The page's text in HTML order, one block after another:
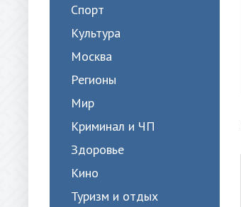
Спорт
Культура
Москва
Регионы
Мир
Криминал и ЧП
Здоровье
Кино
Туризм и отдых